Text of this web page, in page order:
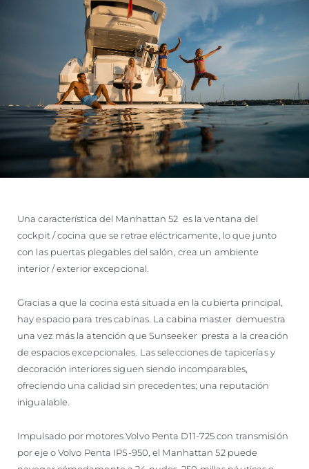
Una característica del Manhattan 52 es la ventana del
cockpit / cocina que se retrae eléctricamente, lo que junto
con las puertas plegables del salón, crea un ambiente
interior / exterior excepcional.
Gracias a que la cocina está situada en la cubierta principal,
hay espacio para tres cabinas. La cabina master demuestra
una vez más la atención que Sunseeker presta a la creación
de espacios excepcionales. Las selecciones de tapicerías y
decoración interiores siguen siendo incomparables,
ofreciendo una calidad sin precedentes; una reputación
inigualable.
Impulsado por motores Volvo Penta D11-725 con transmisión
por eje o Volvo Penta IPS-950, el Manhattan 52 puede